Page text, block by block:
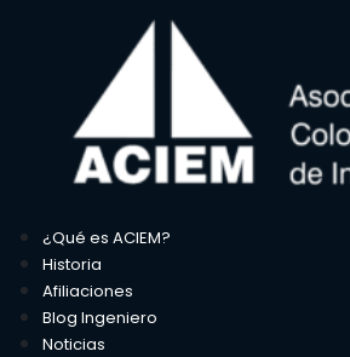
¿Qué es ACIEM?
Historia
Afiliaciones
Blog Ingeniero
Noticias